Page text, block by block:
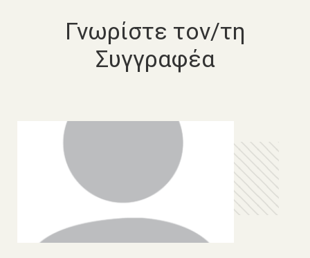
Γνωρίστε τον/τη
Συγγραφέα